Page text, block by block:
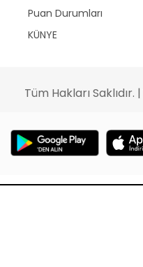
Puan Durumları
KÜNYE
Tüm Hakları Saklıdır. |